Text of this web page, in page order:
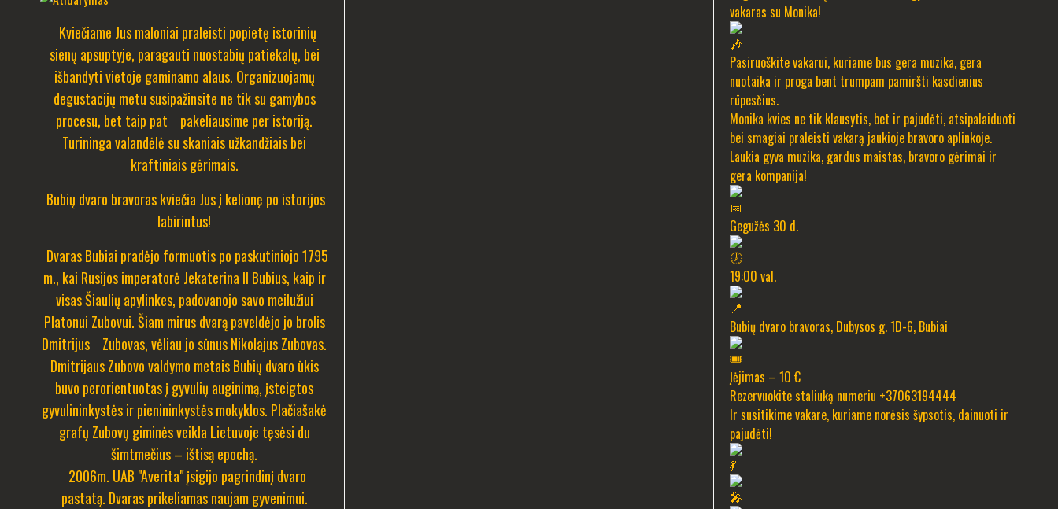
Kviečiame Jus maloniai praleisti popietę istorinių
sienų apsuptyje, paragauti nuostabių patiekalų, bei
išbandyti vietoje gaminamo alaus. Organizuojamų
degustacijų metu susipažinsite ne tik su gamybos
procesu, bet taip pat pakeliausime per istoriją.
Turininga valandėlė su skaniais užkandžiais bei
kraftiniais gėrimais.
Bubių dvaro bravoras kviečia Jus į kelionę po istorijos
labirintus!
Dvaras Bubiai pradėjo formuotis po paskutiniojo 1795
m., kai Rusijos imperatorė Jekaterina II Bubius, kaip ir
visas Šiaulių apylinkes, padovanojo savo meilužiui
Platonui Zubovui. Šiam mirus dvarą paveldėjo jo brolis
Dmitrijus Zubovas, vėliau jo sūnus Nikolajus Zubovas.
Dmitrijaus Zubovo valdymo metais Bubių dvaro ūkis
buvo perorientuotas į gyvulių auginimą, įsteigtos
gyvulininkystės ir pienininkystės mokyklos. Plačiašakė
grafų Zubovų giminės veikla Lietuvoje tęsėsi du
šimtmečius – ištisą epochą.
2006m. UAB "Averita" įsigijo pagrindinį dvaro
pastatą. Dvaras prikeliamas naujam gyvenimui.
vakaras su Monika!
Pasiruoškite vakarui, kuriame bus gera muzika, gera
nuotaika ir proga bent trumpam pamiršti kasdienius
rūpesčius.
Monika kvies ne tik klausytis, bet ir pajudėti, atsipalaiduoti
bei smagiai praleisti vakarą jaukioje bravoro aplinkoje.
Laukia gyva muzika, gardus maistas, bravoro gėrimai ir
gera kompanija!
Gegužės 30 d.
19:00 val.
Bubių dvaro bravoras, Dubysos g. 1D-6, Bubiai
Įėjimas – 10 €
Rezervuokite staliuką numeriu +37063194444
Ir susitikime vakare, kuriame norėsis šypsotis, dainuoti ir
pajudėti!